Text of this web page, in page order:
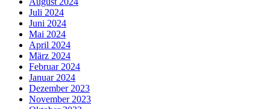
Juli 2024
Juni 2024
Mai 2024
April 2024
März 2024
Februar 2024
Januar 2024
Dezember 2023
November 2023